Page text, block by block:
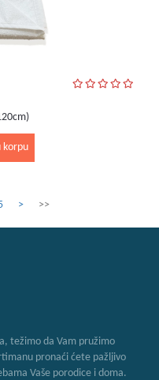
korpu
> >>
težimo da Vam pružimo
pronaći ćete pažljivo
Vaše porodice i doma.